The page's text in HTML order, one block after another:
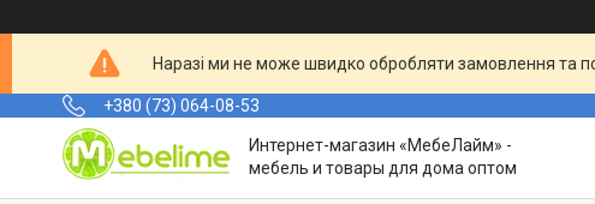
Наразі ми не може швидко обробляти замовлення та
+380 (73) 064-08-53
Интернет-магазин «МебеЛайм» -
мебель и товары для дома оптом